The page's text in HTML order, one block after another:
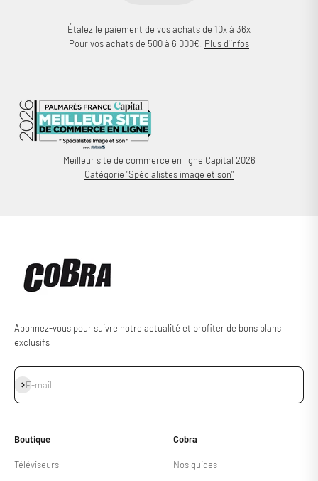
Étalez le paiement de vos achats de 10x à 36x
Pour vos achats de 500 à 6 000€. Plus d'infos
Meilleur site de commerce en ligne Capital 2026
Catégorie "Spécialistes image et son"
Abonnez-vous pour suivre notre actualité et profiter de bons plans
exclusifs
E-mail
S'inscrire
Boutique
Téléviseurs
Cobra
Nos guides